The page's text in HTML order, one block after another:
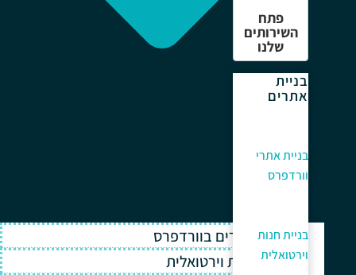
פתח
השירותים
שלנו
בניית
אתרים
בניית אתרי
וורדפרס
בניית חנות
וירטואלית
בניית אתרים בוורדפרס
בניית חנות וירטואלית